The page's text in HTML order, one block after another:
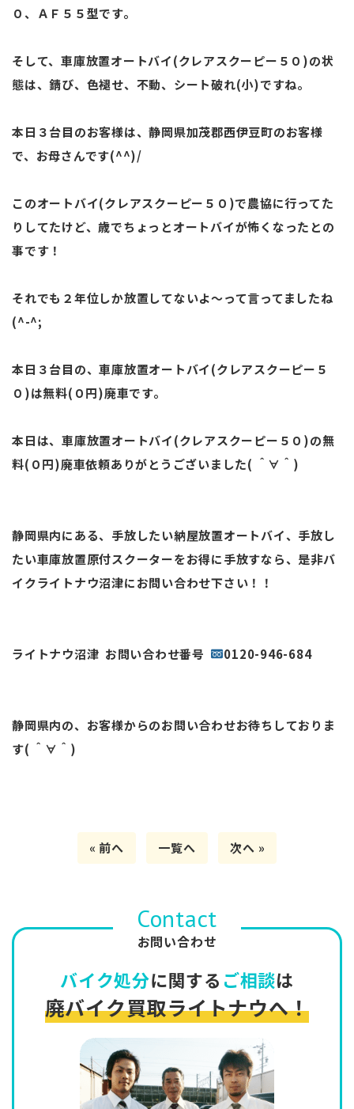
０、ＡＦ５５型です。
そして、車庫放置オートバイ(クレアスクーピー５０)の状
態は、錆び、色褪せ、不動、シート破れ(小)ですね。
本日３台目のお客様は、静岡県加茂郡西伊豆町のお客様
で、お母さんです(^^)/
このオートバイ(クレアスクーピー５０)で農協に行ってた
りしてたけど、歳でちょっとオートバイが怖くなったとの
事です！
それでも２年位しか放置してないよ～って言ってましたね
(^-^;
本日３台目の、車庫放置オートバイ(クレアスクーピー５
０)は無料(０円)廃車です。
本日は、車庫放置オートバイ(クレアスクーピー５０)の無
料(０円)廃車依頼ありがとうございました( ＾∀＾)
静岡県内にある、手放したい納屋放置オートバイ、手放し
たい車庫放置原付スクーターをお得に手放すなら、是非バ
イクライトナウ沼津にお問い合わせ下さい！！
ライトナウ沼津 お問い合わせ番号 0120-946-684
静岡県内の、お客様からのお問い合わせお待ちしておりま
す( ＾∀＾)
« 前へ 一覧へ 次へ »
Contact
お問い合わせ
バイク処分に関する ご相談は
廃バイク買取ライトナウへ！